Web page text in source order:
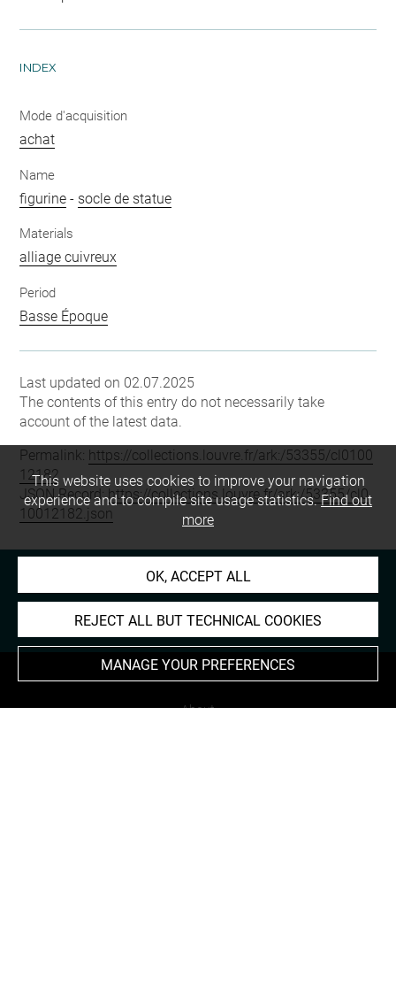
INDEX
Mode d'acquisition
achat
Name
figurine - socle de statue
Materials
alliage cuivreux
Period
Basse Époque
Last updated on 02.07.2025
The contents of this entry do not necessarily take
account of the latest data.
Permalink: https://collections.louvre.fr/ark:/53355/cl0100
12182
JSON Record:https://collections.louvre.fr/ark:/53355/cl0
10012182.json
About
This website uses cookies to improve your navigation
experience and to compile site usage statistics.Find out
more
OK, ACCEPT ALL
REJECT ALL BUT TECHNICAL COOKIES
MANAGE YOUR PREFERENCES